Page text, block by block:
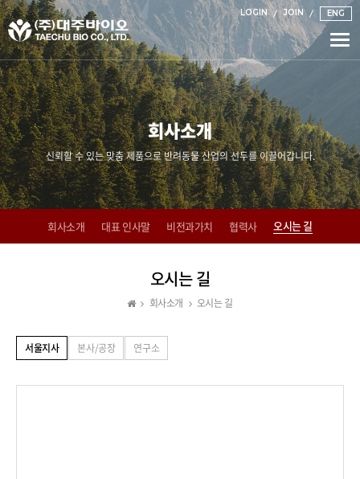
LOGIN JOIN ENG
회사소개
신뢰할 수 있는 맞춤 제품으로 반려동물 산업의 선두를 이끌어갑니다.
회사소개 대표 인사말 비전과가치 협력사 오시는 길
오시는 길
회사소개 오시는 길
서울지사 본사/공장 연구소